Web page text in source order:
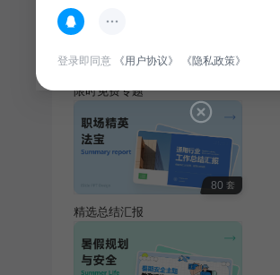
100 套
限时免费专题
80 套
精选总结汇报
登录即同意 《用户协议》 《隐私政策》